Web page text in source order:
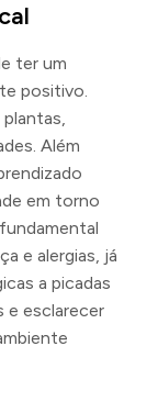
ter um
positivo.
Além
em torno
e alergias, já
a picadas
e esclarecer